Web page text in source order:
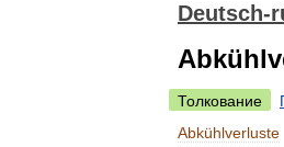
Deutsch-
Толкование
Abkühlverluste